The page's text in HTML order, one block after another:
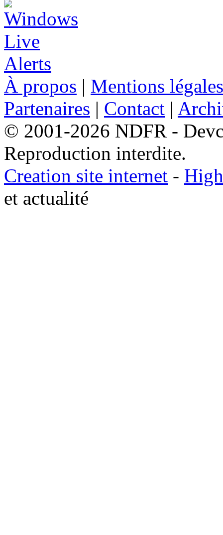
À propos | Mentions légales
Partenaires | Contact |
© 2001-2026 NDFR -
Reproduction interdite.
Creation site internet -
et actualité